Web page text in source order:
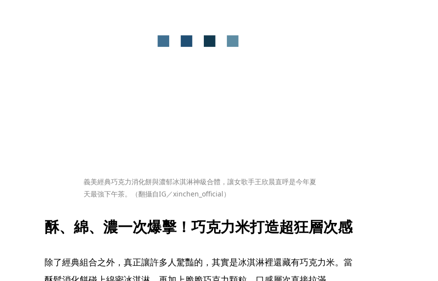
義美經典巧克力消化餅與濃郁冰淇淋神級合體，讓女歌手王欣晨直呼是今年夏
天最強下午茶。（翻攝自IG／xinchen_official）
酥、綿、濃一次爆擊！巧克力米打造超狂層次感
除了經典組合之外，真正讓許多人驚豔的，其實是冰淇淋裡還藏有巧克力米。當